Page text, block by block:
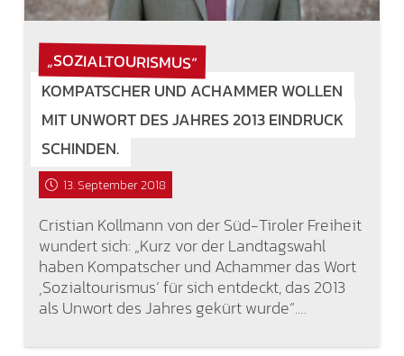
„SOZIALTOURISMUS“
KOMPATSCHER UND ACHAMMER WOLLEN
MIT UNWORT DES JAHRES 2013 EINDRUCK
SCHINDEN.
13. September 2018
Cristian Kollmann von der Süd-Tiroler Freiheit
wundert sich: „Kurz vor der Landtagswahl
haben Kompatscher und Achammer das Wort
‚Sozialtourismus‘ für sich entdeckt, das 2013
als Unwort des Jahres gekürt wurde“.…